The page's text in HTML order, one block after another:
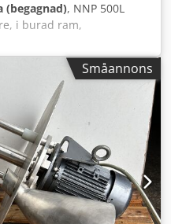
(begagnad), NNP 500L
i burad ram,
3-fas
Småannons